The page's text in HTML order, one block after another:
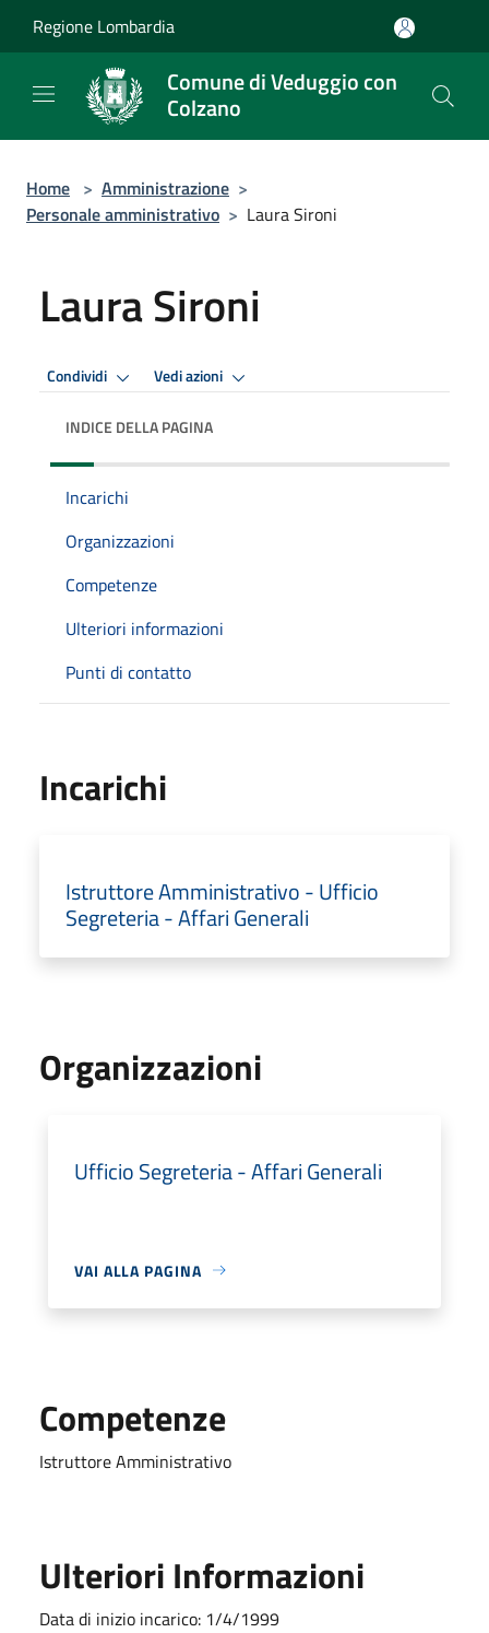
Regione Lombardia
Comune di Veduggio con
Colzano
Home > Amministrazione >
Personale amministrativo > Laura Sironi
Laura Sironi
Condividi Vedi azioni
INDICE DELLA PAGINA
Incarichi
Organizzazioni
Competenze
Ulteriori informazioni
Punti di contatto
Incarichi
Istruttore Amministrativo - Ufficio
Segreteria - Affari Generali
Organizzazioni
Ufficio Segreteria - Affari Generali
VAI ALLA PAGINA
Competenze
Istruttore Amministrativo
Ulteriori Informazioni
Data di inizio incarico: 1/4/1999